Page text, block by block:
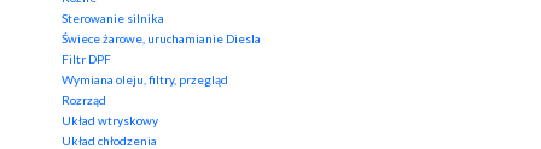
Sterowanie silnika
Świece żarowe, uruchamianie Diesla
Filtr DPF
Wymiana oleju, filtry, przegląd
Rozrząd
Układ wtryskowy
Układ chłodzenia